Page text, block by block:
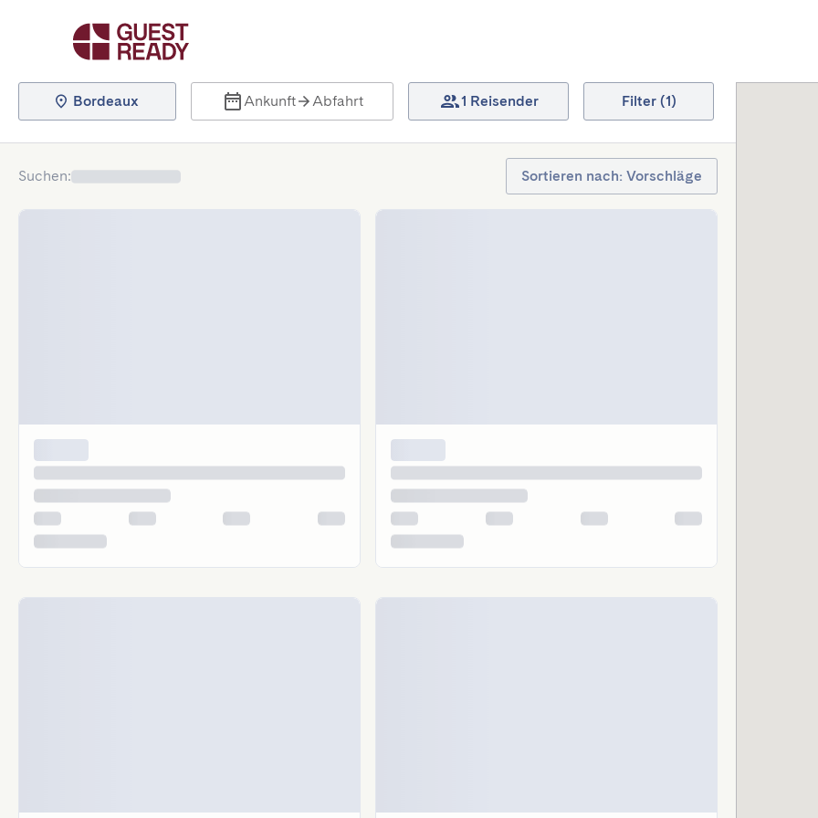
Bordeaux Ankunft Abfahrt 1 Reisender Filter (1)
Suchen: Sortieren nach: Vorschläge